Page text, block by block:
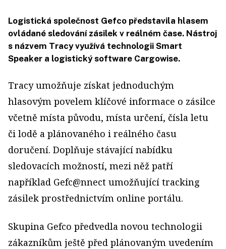
Logistická společnost Gefco představila hlasem
ovládané sledování zásilek v reálném čase. Nástroj
s názvem Tracy využívá technologii Smart
Speaker a logistický software Cargowise.
Tracy umožňuje získat jednoduchým
hlasovým povelem klíčové informace o zásilce
včetně místa původu, místa určení, čísla letu
či lodě a plánovaného i reálného času
doručení. Doplňuje stávající nabídku
sledovacích možností, mezi něž patří
například Gefc@nnect umožňující tracking
zásilek prostřednictvím online portálu.
Skupina Gefco předvedla novou technologii
zákazníkům ještě před plánovaným uvedením